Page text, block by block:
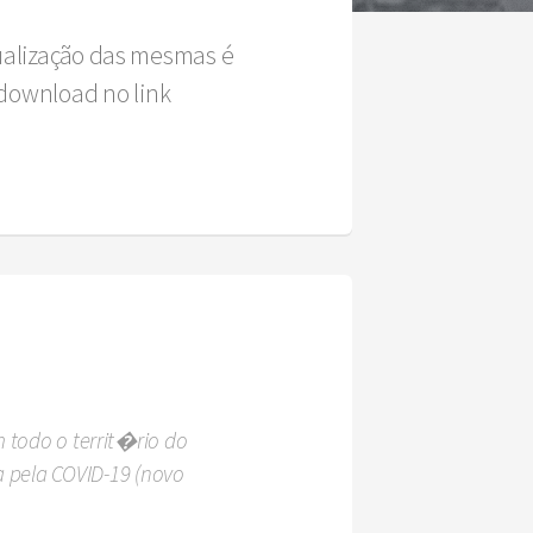
das mesmas é
no link
todo o territ�rio do
COVID-19 (novo